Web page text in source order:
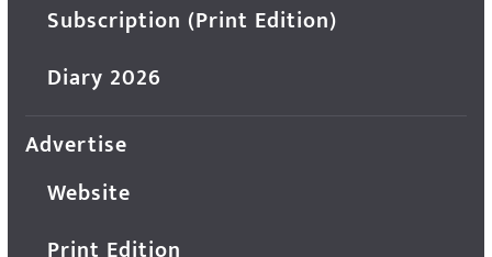
Subscription (Print Edition)
Diary 2026
Advertise
Website